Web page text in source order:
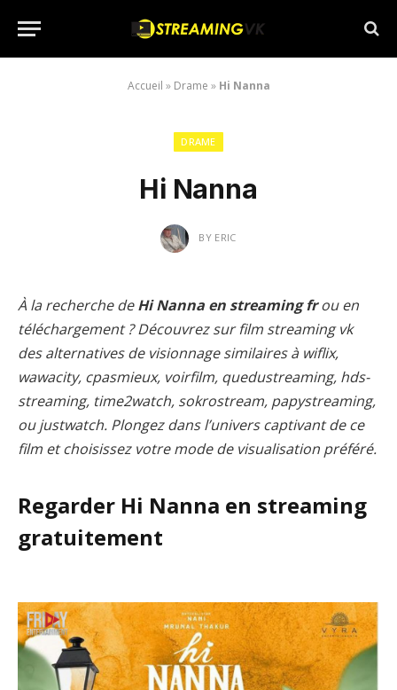
Accueil » Drame » Hi Nanna
DRAME
Hi Nanna
BY ERIC
À la recherche deHi Nanna en streaming frou en
téléchargement ? Découvrez sur film streaming vk
des alternatives de visionnage similaires à wiflix,
wawacity, cpasmieux, voirfilm, quedustreaming, hds-
streaming, time2watch, sokrostream, papystreaming,
ou justwatch. Plongez dans l’univers captivant de ce
film et choisissez votre mode de visualisation préféré.
Regarder Hi Nanna en streaming
gratuitement